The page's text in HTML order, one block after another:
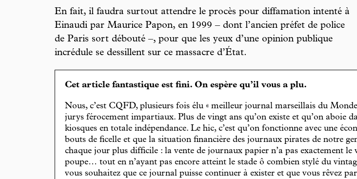
En fait, il faudra surtout attendre le procès pour diffamation intenté à
Einaudi par Maurice Papon, en 1999 – dont l’ancien préfet de police
de Paris sort débouté –, pour que les yeux d’une opinion publique
incrédule se dessillent sur ce massacre d’État.
Cet article fantastique est fini. On espère qu’il vous a plu.
Nous, c’est CQFD, plusieurs fois élu « meilleur journal marseillais du Monde
jurys férocement impartiaux. Plus de vingt ans qu’on existe et qu’on aboie
kiosques en totale indépendance. Le hic, c’est qu’on fonctionne avec une
bouts de ficelle et que la situation financière des journaux pirates de notre
chaque jour plus difficile : la vente de journaux papier n’a pas exactement le
poupe… tout en n’ayant pas encore atteint le stade ô combien stylé du
vous souhaitez que ce journal puisse continuer à exister et que vous rêvez